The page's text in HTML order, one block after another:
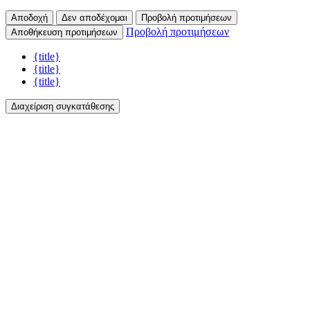
Αποδοχή Δεν αποδέχομαι
Προβολή προτιμήσεων
Αποθήκευση προτιμήσεων
Προβολή προτιμήσεων
{title}
{title}
{title}
Διαχείριση συγκατάθεσης